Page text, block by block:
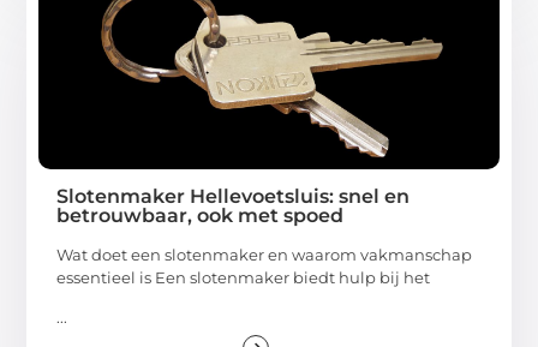
Slotenmaker Hellevoetsluis: snel en
betrouwbaar, ook met spoed
Wat doet een slotenmaker en waarom vakmanschap
essentieel is Een slotenmaker biedt hulp bij het
...